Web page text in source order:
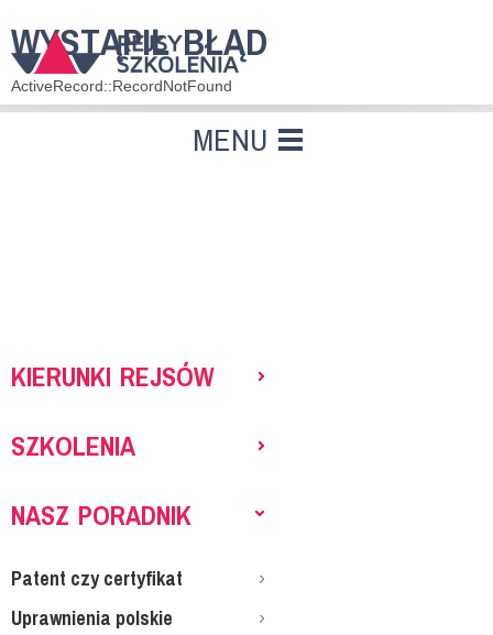
MENU
WYSTĄPIŁ BŁĄD
ActiveRecord::RecordNotFound
KIERUNKI REJSÓW
SZKOLENIA
NASZ PORADNIK
Patent czy certyfikat
Uprawnienia polskie